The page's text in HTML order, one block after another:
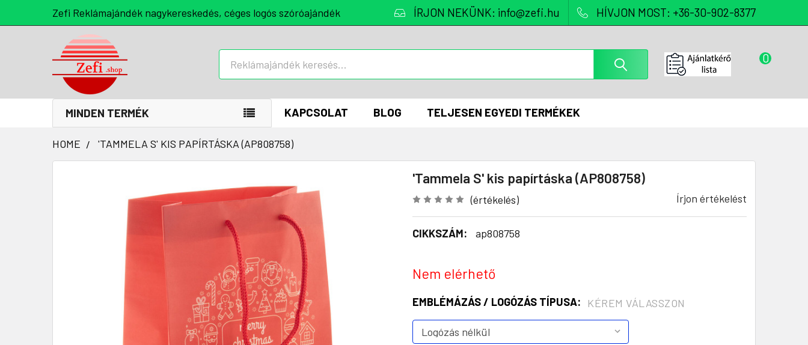
Zefi Reklámajándék nagykereskedés, céges logós szóróajándék ÍRJON NEKÜNK: info@zefi.hu HÍVJON MOST: +36-30-902-8377
0
MINDEN TERMÉK KAPCSOLAT BLOG TELJESEN EGYEDI TERMÉKEK
HOME 'TAMMELA S' KIS PAPÍRTÁSKA (AP808758)
'Tammela S' kis papírtáska (AP808758)
(értékelés) Írjon értékelést
CIKKSZÁM: ap808758
Nem elérhető
EMBLÉMÁZÁS / LOGÓZÁS TÍPUSA: KÉREM VÁLASSZON